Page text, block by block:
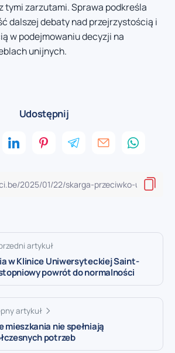
tymi zarzutami. Sprawa podkreśla
dalszej debaty nad przejrzystością i
w podejmowaniu decyzji na
unijnych.
Udostępnij
artykuł
w Klinice Uniwersyteckiej Saint-
powrót do normalności
artykuł
mieszkania nie spełniają
potrzeb